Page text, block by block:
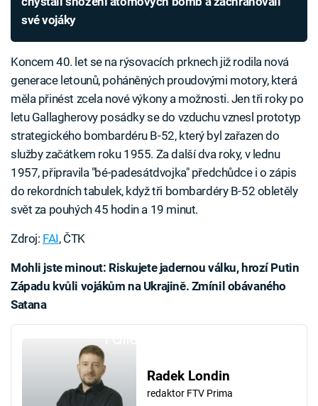
své vojáky
Koncem 40. let se na rýsovacích prknech již rodila nová
generace letounů, poháněných proudovými motory, která
měla přinést zcela nové výkony a možnosti. Jen tři roky po
letu Gallagherovy posádky se do vzduchu vznesl prototyp
strategického bombardéru B-52, který byl zařazen do
služby začátkem roku 1955. Za další dva roky, v lednu
1957, připravila "bé-padesátdvojka" předchůdce i o zápis
do rekordních tabulek, když tři bombardéry B-52 obletěly
svět za pouhých 45 hodin a 19 minut.
Zdroj: FAI, ČTK
Mohli jste minout: Riskujete jadernou válku, hrozí Putin
Západu kvůli vojákům na Ukrajině. Zmínil obávaného
Satana
Radek Londin
redaktor FTV Prima